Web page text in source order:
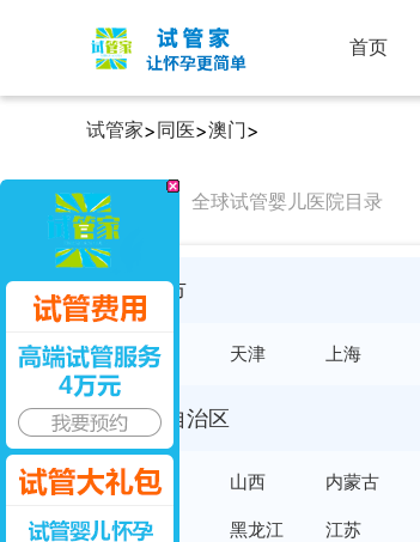
首页
试管家>同医>澳门>
同医院 全球试管婴儿医院目录
直辖市
北京 天津 上海
省及自治区
河北 山西 内蒙古
吉林 黑龙江 江苏